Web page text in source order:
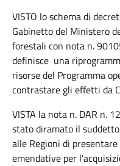
VISTO lo schema di
Gabinetto del Ministero
forestali con nota n.
definisce una
risorse del Programma
contrastare gli effetti da
VISTA la nota n. DAR n.
stato diramato il
alle Regioni di
emendative per